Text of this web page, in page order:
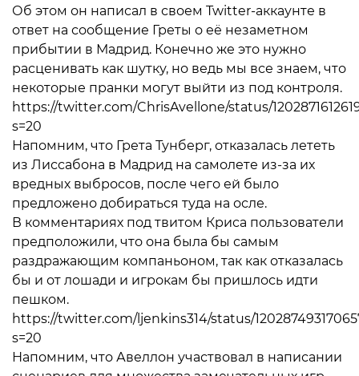
Об этом он написал в своем Twitter-аккаунте в
ответ на сообщение Греты о её незаметном
прибытии в Мадрид. Конечно же это нужно
расценивать как шутку, но ведь мы все знаем, что
некоторые пранки могут выйти из под контроля.
https://twitter.com/ChrisAvellone/status/
s=20
Напомним, что Грета Тунберг, отказалась лететь
из Лиссабона в Мадрид на самолете из-за их
вредных выбросов, после чего ей было
предложено добираться туда на осле.
В комментариях под твитом Криса пользователи
предположили, что она была бы самым
раздражающим компаньоном, так как отказалась
бы и от лошади и игрокам бы пришлось идти
пешком.
https://twitter.com/ljenkins314/status/
s=20
Напомним, что Авеллон участвовал в написании